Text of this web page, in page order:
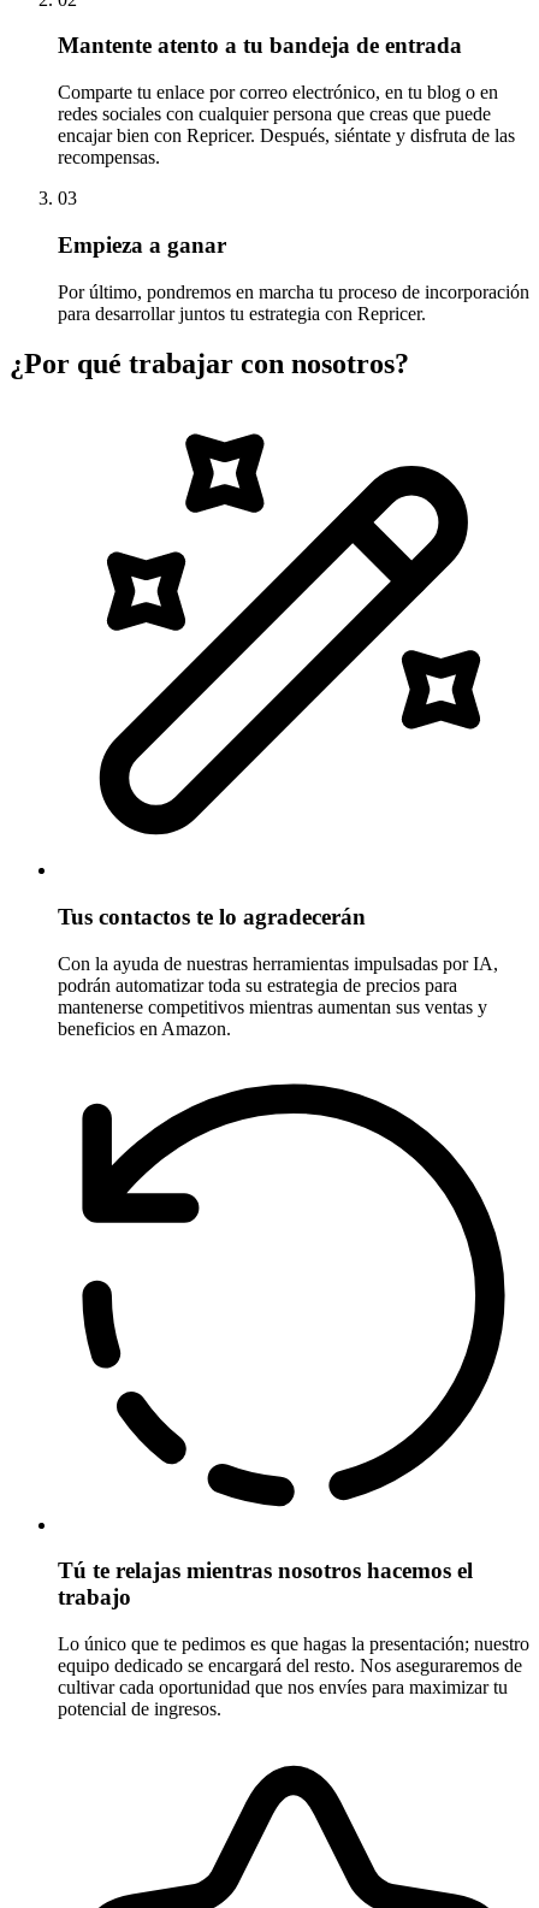
Mantente atento a tu bandeja de entrada
Comparte tu enlace por correo electrónico, en tu blog o en
redes sociales con cualquier persona que creas que puede
encajar bien con Repricer. Después, siéntate y disfruta de las
recompensas.
03
Empieza a ganar
Por último, pondremos en marcha tu proceso de incorporación
para desarrollar juntos tu estrategia con Repricer.
¿Por qué trabajar con nosotros?
Tus contactos te lo agradecerán
Con la ayuda de nuestras herramientas impulsadas por IA,
podrán automatizar toda su estrategia de precios para
mantenerse competitivos mientras aumentan sus ventas y
beneficios en Amazon.
Tú te relajas mientras nosotros hacemos el
trabajo
Lo único que te pedimos es que hagas la presentación; nuestro
equipo dedicado se encargará del resto. Nos aseguraremos de
cultivar cada oportunidad que nos envíes para maximizar tu
potencial de ingresos.